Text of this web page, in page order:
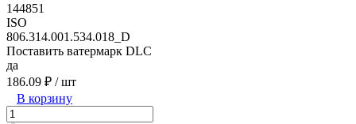
144851
ISO
806.314.001.534.018_D
Поставить ватермарк DLC
да
186.09 ₽ / шт
В корзину